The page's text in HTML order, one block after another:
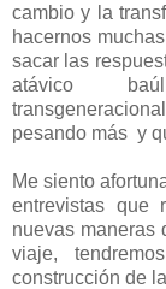
cambio y la
hacernos
sacar las
atávico
pesando más y
Me siento
entrevistas que
nuevas maneras
viaje,
construcción de